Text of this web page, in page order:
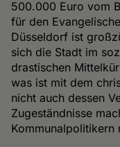
500.000 Euro vom
für den
Düsseldorf ist
sich die Stadt im
drastischen
was ist mit dem
nicht auch dessen
Zugeständnisse
Kommunalpolitikern